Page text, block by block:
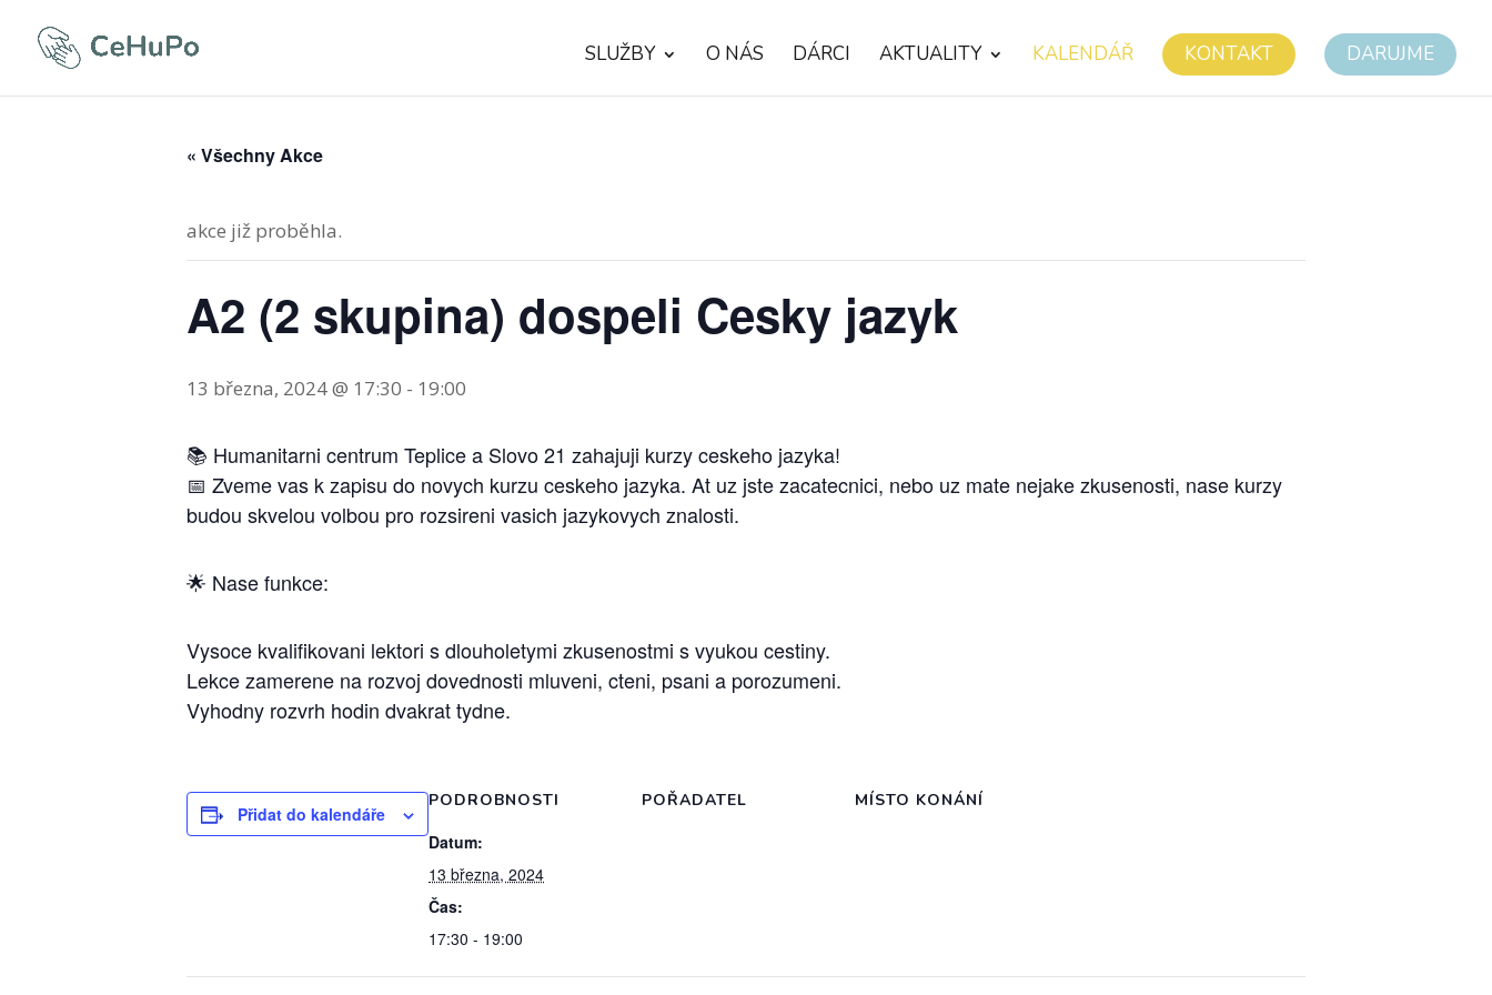
SLUŽBY O NÁS DÁRCI AKTUALITY KALENDÁŘ KONTAKT DARUJME
« Všechny Akce
akce již proběhla.
A2 (2 skupina) dospeli Cesky jazyk
13 března, 2024 @ 17:30 - 19:00
📚 Humanitarni centrum Teplice a Slovo 21 zahajuji kurzy ceskeho jazyka!
📅 Zveme vas k zapisu do novych kurzu ceskeho jazyka. At uz jste zacatecnici, nebo uz mate nejake zkusenosti, nase kurzy
budou skvelou volbou pro rozsireni vasich jazykovych znalosti.
🌟 Nase funkce:
Vysoce kvalifikovani lektori s dlouholetymi zkusenostmi s vyukou cestiny.
Lekce zamerene na rozvoj dovednosti mluveni, cteni, psani a porozumeni.
Vyhodny rozvrh hodin dvakrat tydne.
Přidat do kalendáře
PODROBNOSTI
Datum:
13 března, 2024
Čas:
17:30 - 19:00
POŘADATEL MÍSTO KONÁNÍ